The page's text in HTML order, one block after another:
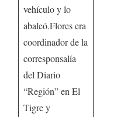
vehículo y lo
abaleó.Flores era
coordinador de la
corresponsalía
del Diario
“Región” en El
Tigre y